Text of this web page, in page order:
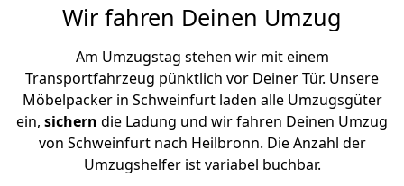
Wir fahren Deinen Umzug
Am Umzugstag stehen wir mit einem
Transportfahrzeug pünktlich vor Deiner Tür. Unsere
Möbelpacker in Schweinfurt laden alle Umzugsgüter
ein, sichern die Ladung und wir fahren Deinen Umzug
von Schweinfurt nach Heilbronn. Die Anzahl der
Umzugshelfer ist variabel buchbar.